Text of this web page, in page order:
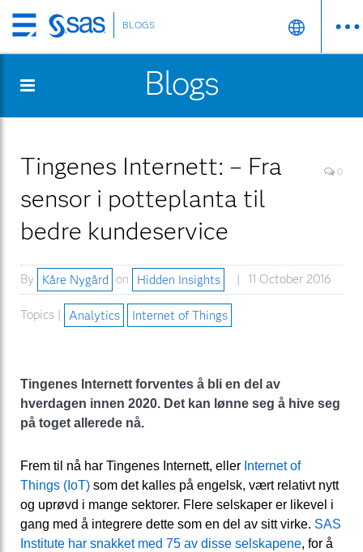
Skip
to
content
BLOGS
Blogs
Tingenes Internett: – Fra
sensor i potteplanta til
bedre kundeservice
0
By Kåre Nygård on Hidden Insights 11 October 2016
Topics | Analytics Internet of Things
Tingenes Internett forventes å bli en del av
hverdagen innen 2020. Det kan lønne seg å hive seg
på toget allerede nå.
Frem til nå har Tingenes Internett, eller Internet of
Things (IoT) som det kalles på engelsk, vært relativt nytt
og uprøvd i mange sektorer. Flere selskaper er likevel i
gang med å integrere dette som en del av sitt virke. SAS
Institute har snakket med 75 av disse selskapene, for å